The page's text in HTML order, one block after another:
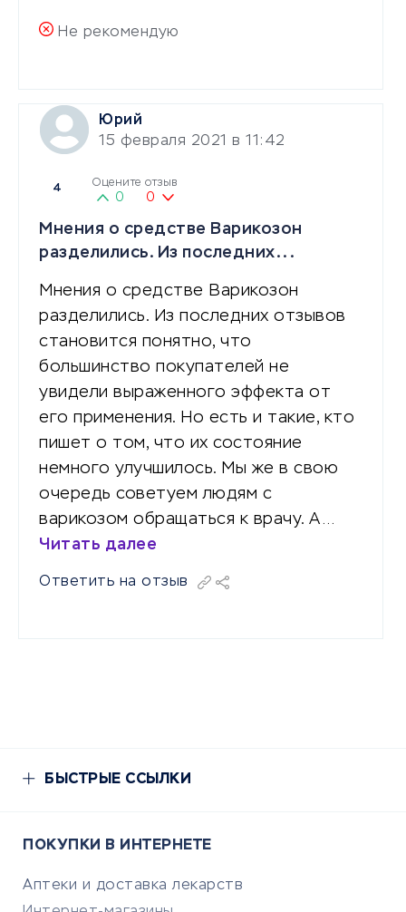
Не рекомендую
Юрий
15 февраля 2021 в 11:42
4 Оцените отзыв
0 0
Мнения о средстве Варикозон
разделились. Из последних...
Мнения о средстве Варикозон
разделились. Из последних отзывов
становится понятно, что
большинство покупателей не
увидели выраженного эффекта от
его применения. Но есть и такие, кто
пишет о том, что их состояние
немного улучшилось. Мы же в свою
очередь советуем людям с
варикозом обращаться к врачу. А…
Читать далее
Ответить на отзыв
БЫСТРЫЕ ССЫЛКИ
ПОКУПКИ В ИНТЕРНЕТЕ
Аптеки и доставка лекарств